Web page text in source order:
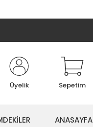
Üyelik Sepetim
ANASAYFA